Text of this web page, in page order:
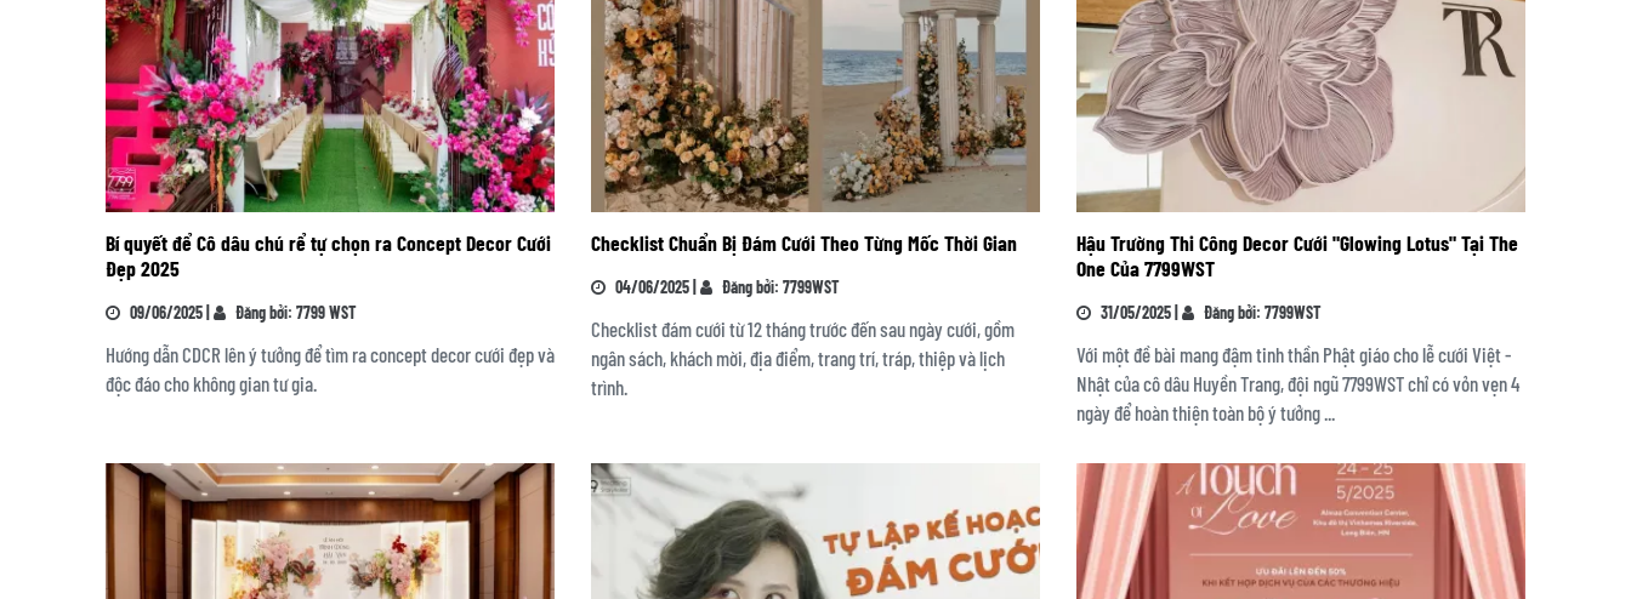
Bí quyết để Cô dâu chú rể tự chọn ra Concept Decor Cưới
Đẹp 2025
09/06/2025 | Đăng bởi: 7799 WST
Hướng dẫn CDCR lên ý tưởng để tìm ra concept decor cưới đẹp và
độc đáo cho không gian tư gia.
Checklist Chuẩn Bị Đám Cưới Theo Từng Mốc Thời Gian
04/06/2025 | Đăng bởi: 7799WST
Checklist đám cưới từ 12 tháng trước đến sau ngày cưới, gồm
ngân sách, khách mời, địa điểm, trang trí, tráp, thiệp và lịch
trình.
Hậu Trường Thi Công Decor Cưới "Glowing Lotus" Tại The
One Của 7799WST
31/05/2025 | Đăng bởi: 7799WST
Với một đề bài mang đậm tinh thần Phật giáo cho lễ cưới Việt -
Nhật của cô dâu Huyền Trang, đội ngũ 7799WST chỉ có vỏn vẹn 4
ngày để hoàn thiện toàn bộ ý tưởng ...